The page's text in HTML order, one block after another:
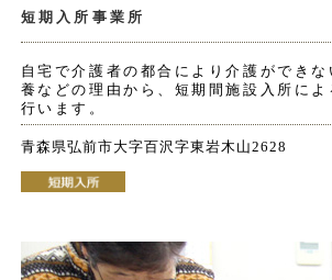
短期入所事業所
自宅で介護者の都合により介護ができ
養などの理由から、短期間施設入所によ
行います。
青森県弘前市大字百沢字東岩木山2628